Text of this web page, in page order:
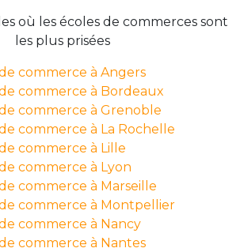
où les écoles de commerces sont
les plus prisées
commerce à Angers
commerce à Bordeaux
commerce à Grenoble
commerce à La Rochelle
commerce à Lille
commerce à Lyon
commerce à Marseille
commerce à Montpellier
commerce à Nancy
commerce à Nantes